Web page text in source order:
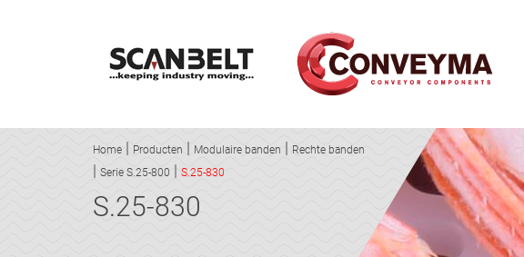
Home Producten Modulaire banden
Rechte banden
Serie S.25-800
S.25-830
S.25-830